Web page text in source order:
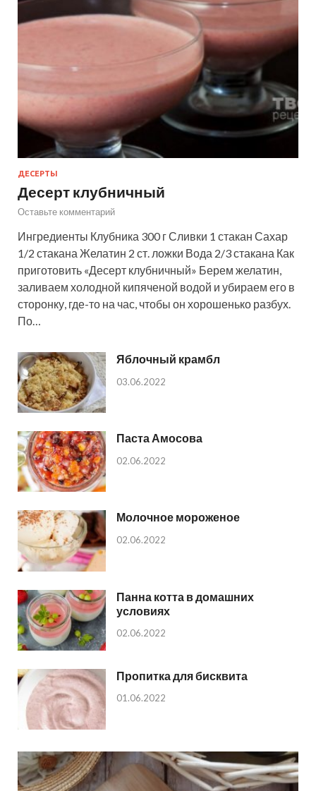
ДЕСЕРТЫ
Десерт клубничный
Оставьте комментарий
Ингредиенты Клубника 300 г Сливки 1 стакан Сахар
1/2 стакана Желатин 2 ст. ложки Вода 2/3 стакана Как
приготовить «Десерт клубничный» Берем желатин,
заливаем холодной кипяченой водой и убираем его в
сторонку, где-то на час, чтобы он хорошенько разбух.
По…
Яблочный крамбл
03.06.2022
Паста Амосова
02.06.2022
Молочное мороженое
02.06.2022
Панна котта в домашних
условиях
02.06.2022
Пропитка для бисквита
01.06.2022